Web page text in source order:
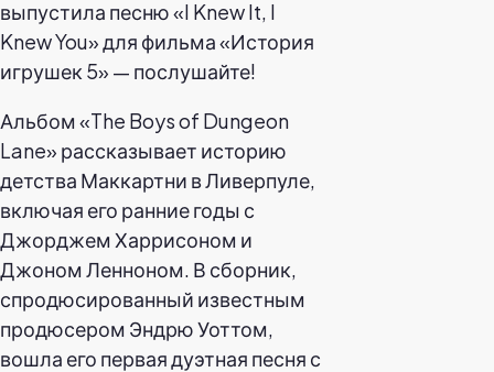
выпустила песню «I Knew It, I
Knew You» для фильма «История
игрушек 5» — послушайте!
Альбом «The Boys of Dungeon
Lane» рассказывает историю
детства Маккартни в Ливерпуле,
включая его ранние годы с
Джорджем Харрисоном и
Джоном Ленноном. В сборник,
спродюсированный известным
продюсером Эндрю Уоттом,
вошла его первая дуэтная песня с